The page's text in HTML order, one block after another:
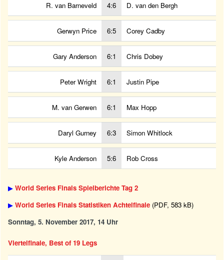
R. van Barneveld 4:6 D. van den Bergh
Gerwyn Price 6:5 Corey Cadby
Gary Anderson 6:1 Chris Dobey
Peter Wright 6:1 Justin Pipe
M. van Gerwen 6:1 Max Hopp
Daryl Gurney 6:3 Simon Whitlock
Kyle Anderson 5:6 Rob Cross
▶ World Series Finals Spielberichte Tag 2
▶ World Series Finals Statistiken Achtelfinale (PDF, 583 kB)
Sonntag, 5. November 2017, 14 Uhr
Viertelfinale, Best of 19 Legs